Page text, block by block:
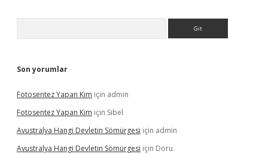
Son yorumlar
Fotosentez Yapan Kim için admin
Fotosentez Yapan Kim için Sibel
Avustralya Hangi Devletin Sömürgesi için admin
Avustralya Hangi Devletin Sömürgesi için Doru